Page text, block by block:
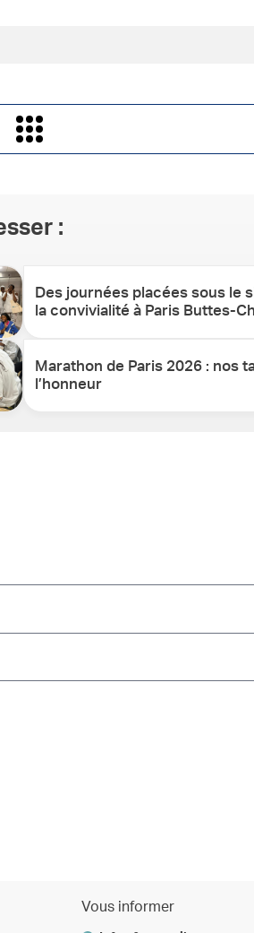
:
Des journées placées sous le
la convivialité à Paris Buttes-
Marathon de Paris 2026 : nos
l’honneur
Vous informer